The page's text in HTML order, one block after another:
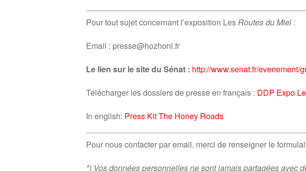
Pour tout sujet concernant l’exposition LesRoutes du Miel :
Email : presse@hozhoni.fr
Le lien sur le site du Sénat : http://www.senat.fr/evenement/
Télécharger les dossiers de presse en français : DDP Expo
In english: Press Kit The Honey Roads
Pour nous contacter par email, merci de renseigner le
*) Vos données personnelles ne sont jamais partagées avec